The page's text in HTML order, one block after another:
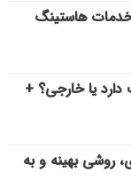
هاستینگ
یا خارجی؟ +
روشی بهینه و به